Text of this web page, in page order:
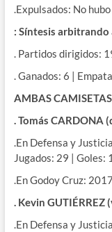
.Expulsados: No hubo
: Síntesis arbitrando
. Partidos dirigidos:
. Ganados: 6 |
AMBAS
. Tomás CARDONA
.En Defensa y
Jugados: 29 | Goles: 1
.En Godoy Cruz:
. Kevin GUTIÉRREZ
.En Defensa y